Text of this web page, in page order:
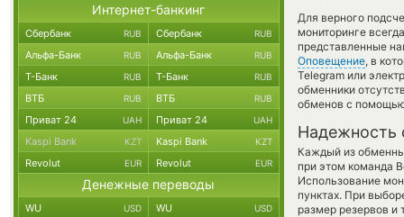
Для верного
мониторинге
представленные
Оповещение, в
Telegram или
обменники
обменов с
Надежность
Каждый из
при этом команда
Использование
пунктах. При
размер резервов и
Интернет-банкинг
Сбербанк RUB Сбербанк RUB
Альфа-Банк RUB Альфа-Банк RUB
Т-Банк RUB Т-Банк RUB
ВТБ RUB ВТБ RUB
Приват 24 UAH Приват 24 UAH
Kaspi Bank KZT Kaspi Bank KZT
Revolut EUR Revolut EUR
Денежные переводы
WU USD WU USD